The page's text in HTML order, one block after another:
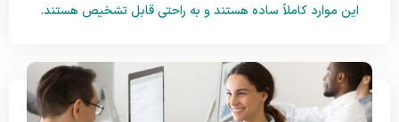
این موارد کاملاً ساده هستند و به راحتی قابل تشخیص هستند.